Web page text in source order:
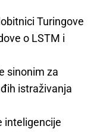
Turingove
o LSTM i
sinonim za
istraživanja
inteligencije